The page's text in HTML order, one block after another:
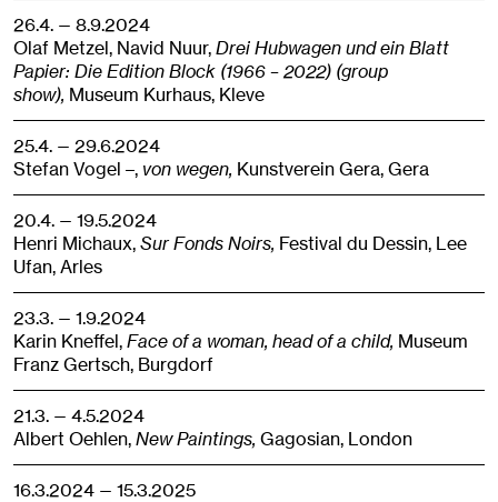
26.4. — 8.9.2024
Olaf Metzel, Navid Nuur,Drei Hubwagen und ein Blatt
Papier: Die Edition Block (1966 – 2022) (group
show), Museum Kurhaus, Kleve
25.4. — 29.6.2024
Stefan Vogel –, von wegen, Kunstverein Gera,Gera
20.4. — 19.5.2024
Henri Michaux,Sur Fonds Noirs, Festival du Dessin, Lee
Ufan,Arles
23.3. — 1.9.2024
Karin Kneffel,Face of a woman, head of a child, Museum
Franz Gertsch, Burgdorf
21.3. — 4.5.2024
Albert Oehlen,New Paintings, Gagosian, London
16.3.2024 — 15.3.2025